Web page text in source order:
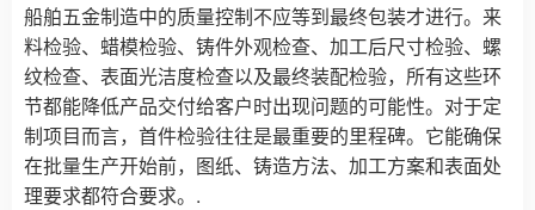
船舶五金制造中的质量控制不应等到最终包装才进行。来
料检验、蜡模检验、铸件外观检查、加工后尺寸检验、螺
纹检查、表面光洁度检查以及最终装配检验，所有这些环
节都能降低产品交付给客户时出现问题的可能性。对于定
制项目而言，首件检验往往是最重要的里程碑。它能确保
在批量生产开始前，图纸、铸造方法、加工方案和表面处
理要求都符合要求。.